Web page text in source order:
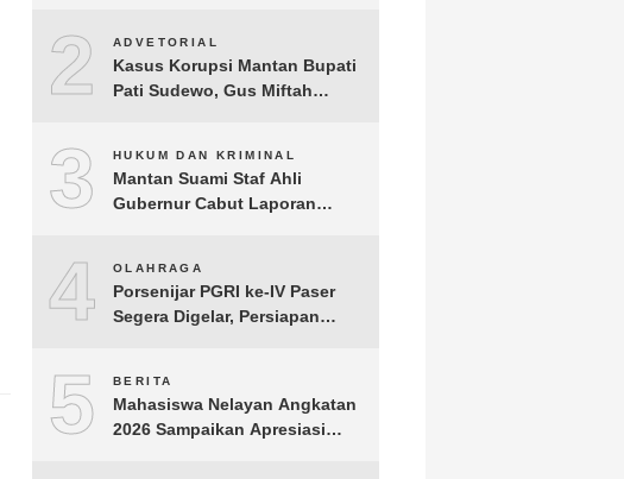
2 ADVETORIAL
Kasus Korupsi Mantan Bupati
Pati Sudewo, Gus Miftah
3 HUKUM DAN KRIMINAL
Mantan Suami Staf Ahli
Gubernur Cabut Laporan
4 OLAHRAGA
Porsenijar PGRI ke-IV Paser
Segera Digelar, Persiapan
5 BERITA
Mahasiswa Nelayan Angkatan
2026 Sampaikan Apresiasi